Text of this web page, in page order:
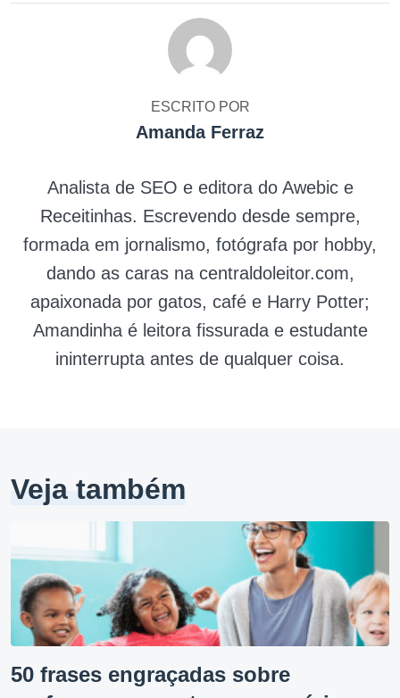
ESCRITO POR
Amanda Ferraz
Analista de SEO e editora do Awebic e
Receitinhas. Escrevendo desde sempre,
formada em jornalismo, fotógrafa por hobby,
dando as caras na centraldoleitor.com,
apaixonada por gatos, café e Harry Potter;
Amandinha é leitora fissurada e estudante
ininterrupta antes de qualquer coisa.
Veja também
50 frases engraçadas sobre